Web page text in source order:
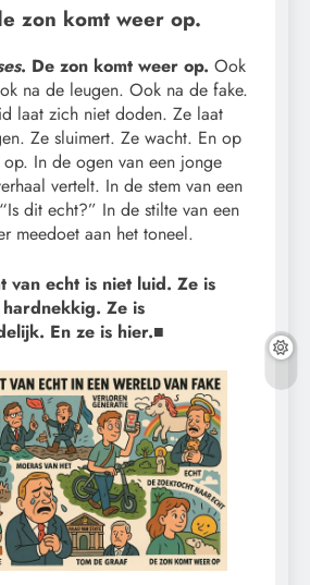
zon komt weer op.
. De zon komt weer op. Ook
na de leugen. Ook na de fake.
laat zich niet doden. Ze laat
Ze sluimert. Ze wacht. En op
In de ogen van een jonge
vertelt. In de stem van een
dit echt?” In de stilte van een
meedoet aan het toneel.
van echt is niet luid. Ze is
Ze is
En ze is hier.■